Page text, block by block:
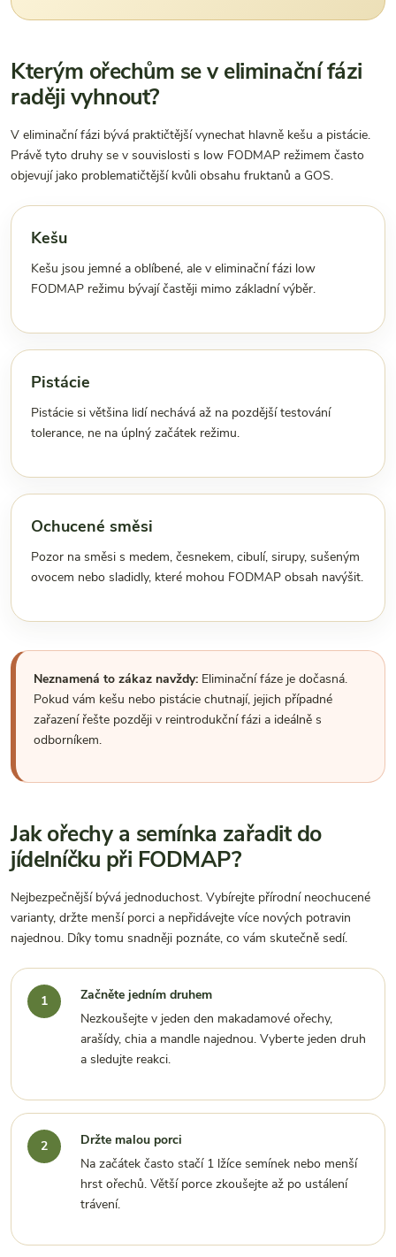
Kterým ořechům se v eliminační fázi
raději vyhnout?
V eliminační fázi bývá praktičtější vynechat hlavně kešu a pistácie.
Právě tyto druhy se v souvislosti s low FODMAP režimem často
objevují jako problematičtější kvůli obsahu fruktanů a GOS.
Kešu
Kešu jsou jemné a oblíbené, ale v eliminační fázi low
FODMAP režimu bývají častěji mimo základní výběr.
Pistácie
Pistácie si většina lidí nechává až na pozdější testování
tolerance, ne na úplný začátek režimu.
Ochucené směsi
Pozor na směsi s medem, česnekem, cibulí, sirupy, sušeným
ovocem nebo sladidly, které mohou FODMAP obsah navýšit.
Neznamená to zákaz navždy: Eliminační fáze je dočasná.
Pokud vám kešu nebo pistácie chutnají, jejich případné
zařazení řešte později v reintrodukční fázi a ideálně s
odborníkem.
Jak ořechy a semínka zařadit do
jídelníčku při FODMAP?
Nejbezpečnější bývá jednoduchost. Vybírejte přírodní neochucené
varianty, držte menší porci a nepřidávejte více nových potravin
najednou. Díky tomu snadněji poznáte, co vám skutečně sedí.
Začněte jedním druhem
Nezkoušejte v jeden den makadamové ořechy,
arašídy, chia a mandle najednou. Vyberte jeden druh
a sledujte reakci.
Držte malou porci
Na začátek často stačí 1 lžíce semínek nebo menší
hrst ořechů. Větší porce zkoušejte až po ustálení
trávení.